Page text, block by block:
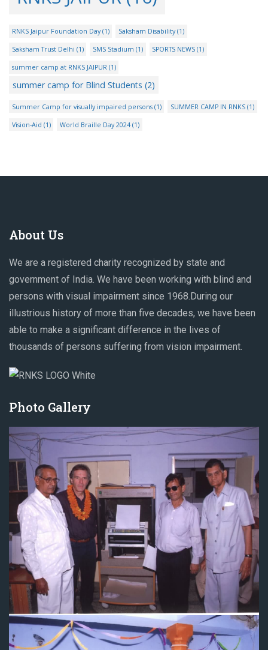
RNKS Jaipur Foundation Day(1) Saksham Disability(1)
Saksham Trust Delhi (1) SMS Stadium (1) SPORTS NEWS (1)
summer camp at RNKS JAIPUR(1)
summer camp for Blind Students (2)
Summer Camp for visually impaired persons(1) SUMMER CAMP IN RNKS(1)
Vision-Aid (1) World Braille Day 2024(1)
About Us
We are a registered charity recognized by state and
government of India. We have been working with blind and
persons with visual impairment since 1968.During our
illustrious history of more than five decades, we have been
able to make a significant difference in the lives of
thousands of persons suffering from vision impairment.
Photo Gallery